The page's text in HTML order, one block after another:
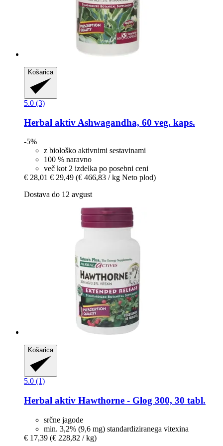
Košarica
5.0 (3)
Herbal aktiv Ashwagandha, 60 veg. kaps.
-5%
z biološko aktivnimi sestavinami
100 % naravno
več kot 2 izdelka po posebni ceni
€ 28,01 € 29,49 (€ 466,83 / kg Neto plod)
Dostava do 12 avgust
Košarica
5.0 (1)
Herbal aktiv Hawthorne -​ Glog 300, 30 tabl.
srčne jagode
min. 3,2% (9,6 mg) standardiziranega vitexina
€ 17,39 (€ 228,82 / kg)